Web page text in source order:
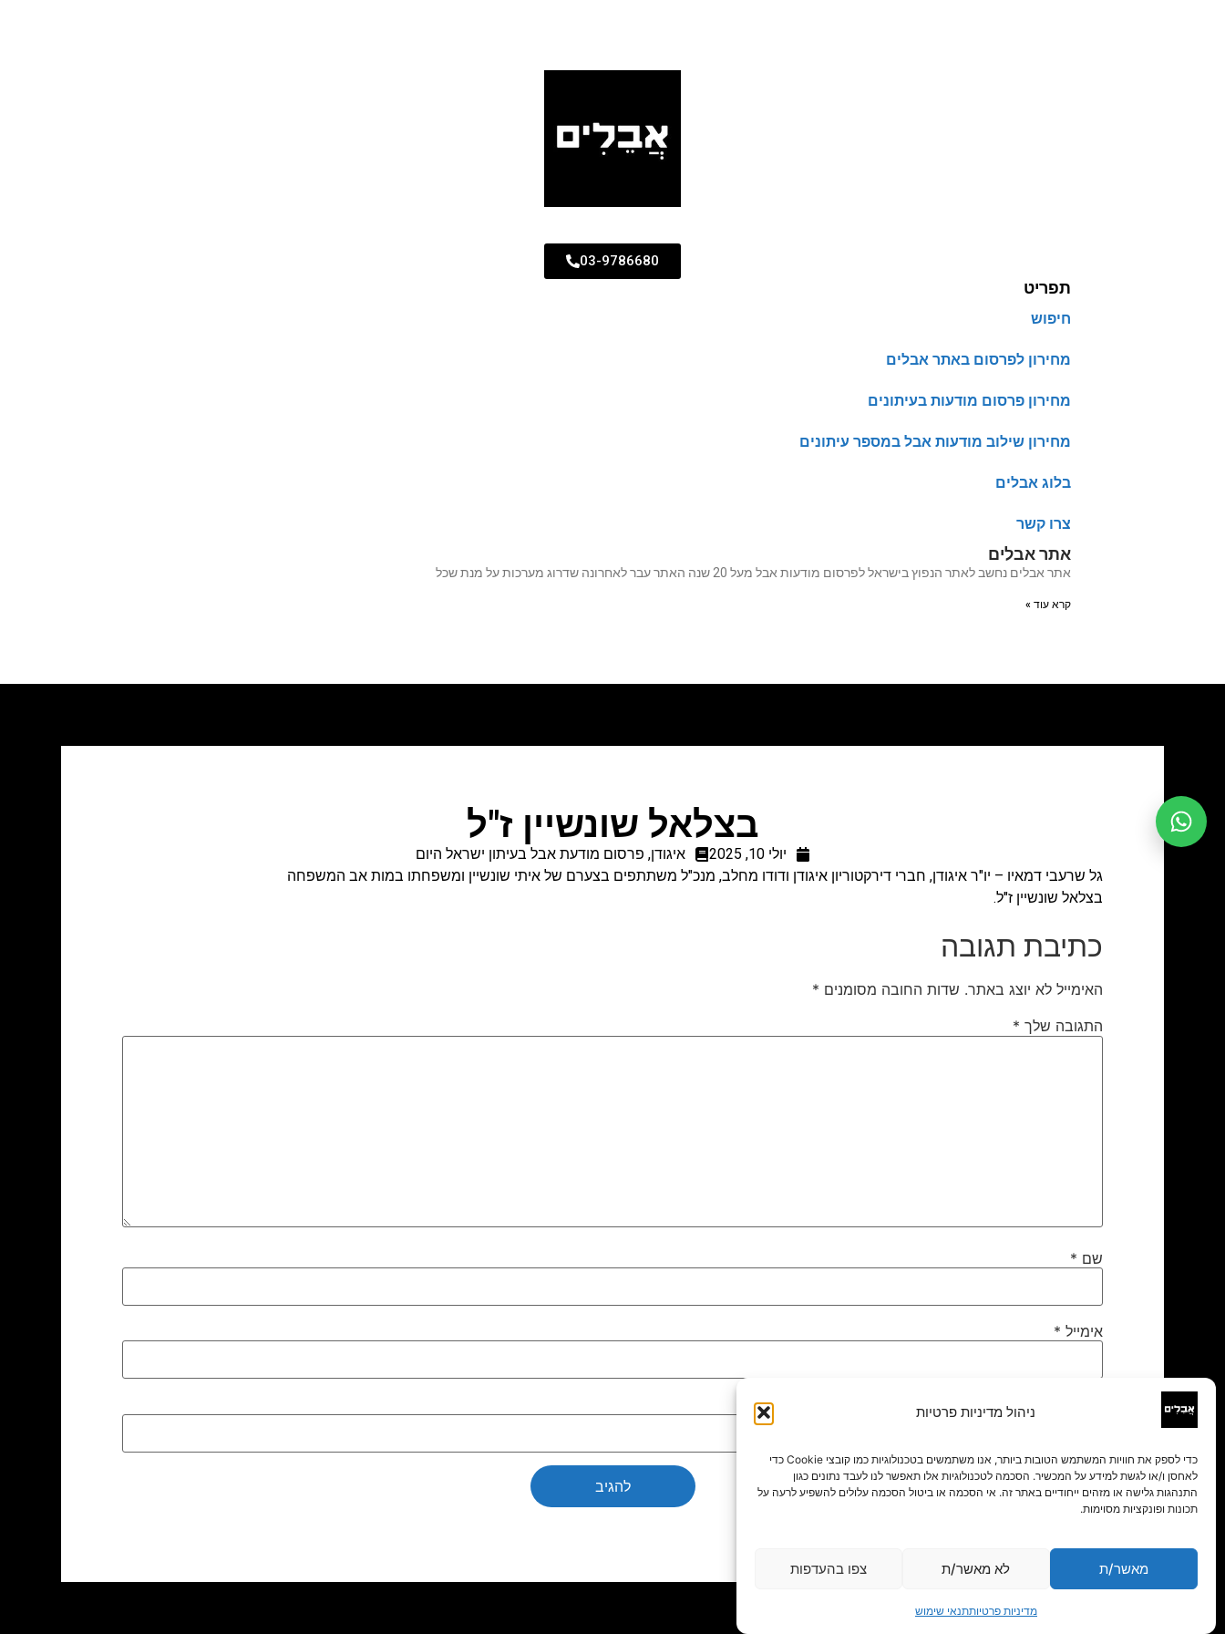
ניהול מדיניות פרטיות
כדי לספק את חוויות המשתמש הטובות ביותר, אנו משתמשים בטכנולוגיות כמו קובצי Cookie כדי
לאחסן ו/או לגשת למידע על המכשיר. הסכמה לטכנולוגיות אלו תאפשר לנו לעבד נתונים כגון
התנהגות גלישה או מזהים ייחודיים באתר זה. אי הסכמה או ביטול הסכמה עלולים להשפיע לרעה על
תכונות ופונקציות מסוימות.
מאשר/ת לא מאשר/ת צפו בהעדפות
מדיניות פרטיותתנאי שימוש
03-9786680
תפריט
חיפוש
מחירון לפרסום באתר אבלים
מחירון פרסום מודעות בעיתונים
מחירון שילוב מודעות אבל במספר עיתונים
בלוג אבלים
צרו קשר
אתר אבלים
אתר אבלים נחשב לאתר הנפוץ בישראל לפרסום מודעות אבל מעל 20 שנה האתר עבר לאחרונה שדרוג מערכות על מנת שכל
קרא עוד »
בצלאל שונשיין ז"ל
יולי 10, 2025 איגודן, פרסום מודעת אבל בעיתון ישראל היום
גל שרעבי דמאיו – יו"ר איגודן, חברי דירקטוריון איגודן ודודו מחלב, מנכ"ל משתתפים בצערם של איתי שונשיין ומשפחתו במות אב המשפחה
בצלאל שונשיין ז"ל.
כתיבת תגובה
האימייל לא יוצג באתר. שדות החובה מסומנים *
התגובה שלך *
שם *
אימייל *